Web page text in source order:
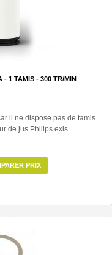
- 1 TAMIS - 300 TR/MIN
il ne dispose pas de tamis
de jus Philips exis
PRIX